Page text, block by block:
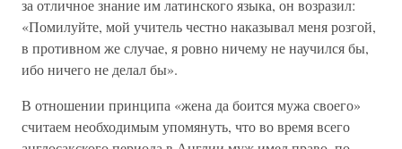
за отличное знание им латинского языка, он возразил:
«Помилуйте, мой учитель честно наказывал меня розгой,
в противном же случае, я ровно ничему не научился бы,
ибо ничего не делал бы».
В отношении принципа «жена да боится мужа своего»
считаем необходимым упомянуть, что во время всего